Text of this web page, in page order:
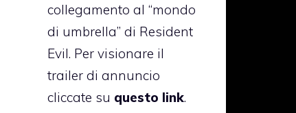
collegamento al “mondo
di umbrella” di Resident
Evil. Per visionare il
trailer di annuncio
cliccate su questo link.